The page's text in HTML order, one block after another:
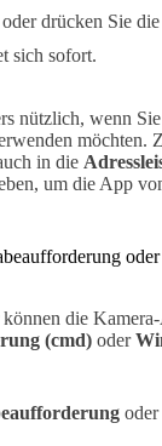
oder drücken Sie
sich sofort.
nützlich, wenn
möchten.
in die
um die App
die
(cmd) oder
oder